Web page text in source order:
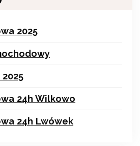
2025
24h Wilkowo
24h Lwówek